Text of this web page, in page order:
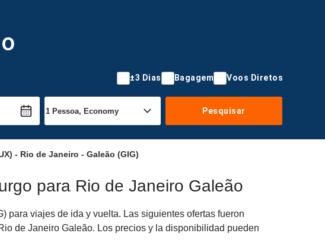
±3 Dias Bagagem Voos Diretos
Pesquisar
- Rio de Janeiro - Galeão (GIG)
para Rio de Janeiro Galeão
para viajes de ida y vuelta. Las siguientes ofertas fueron
de Janeiro Galeão. Los precios y la disponibilidad pueden